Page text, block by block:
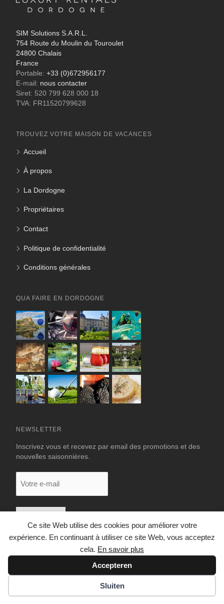
Ce site Web utilise des cookies pour améliorer votre
expérience. En continuant à utiliser ce site Web, vous acceptez
cela. En savoir plus
Accepteren
Sluiten
SIM Solutions S.A.R.L.
754 Route du Moulin du Touroulet
24800 Chalais
France
Portable: +33 (0)672956177
E-mail: nous contacter
Siret: 520 799 628 000 18
TVA: FR11520799628
TROUVEZ VOTRE MAISON DE VACANCES
Accueil
À propos
La Dordogne
Propriétaires
Contact
Politique de confidentialité
Conditions générales
QUA FAIRE EN DORDOGNE
NEWSLETTER
Inscrivez vous et recevez par email des promotions et des
nouvelles saisonnières.